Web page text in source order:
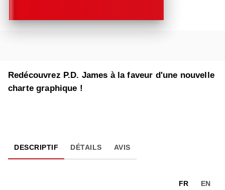
Redécouvrez P.D. James à la faveur d'une nouvelle
charte graphique !
DESCRIPTIF DÉTAILS AVIS
FR EN